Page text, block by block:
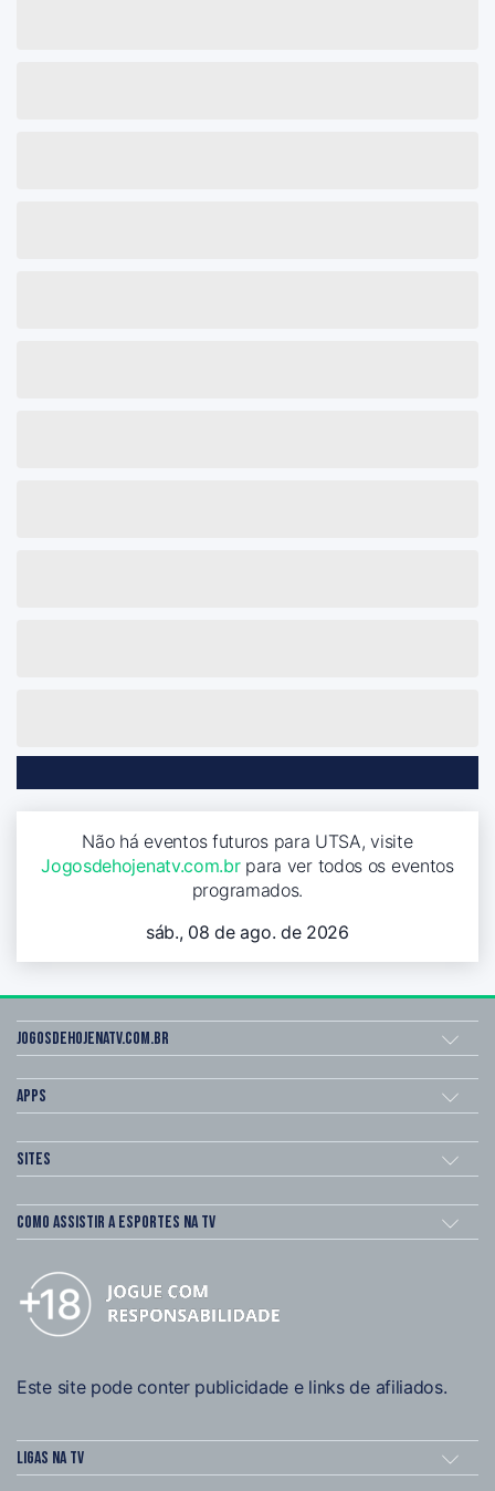
Não há eventos futuros para UTSA, visite
Jogosdehojenatv.com.brpara ver todos os eventos
programados.
sáb., 08 de ago. de 2026
Jogosdehojenatv.com.br
Apps
Sites
Como assistir a esportes na TV
Este site pode conter publicidade e links de afiliados.
Ligas na TV